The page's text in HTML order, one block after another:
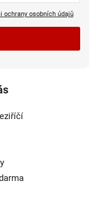
ochrany osobních údajů